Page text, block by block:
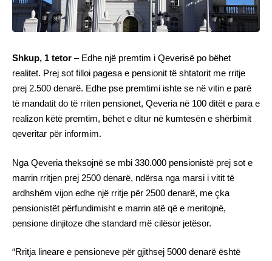
Shkup, 1 tetor – Edhe një premtim i Qeverisë po bëhet
realitet. Prej sot filloi pagesa e pensionit të shtatorit me rritje
prej 2.500 denarë. Edhe pse premtimi ishte se në vitin e parë
të mandatit do të rriten pensionet, Qeveria në 100 ditët e para e
realizon këtë premtim, bëhet e ditur në kumtesën e shërbimit
qeveritar për informim.
Nga Qeveria theksojnë se mbi 330.000 pensionistë prej sot e
marrin rritjen prej 2500 denarë, ndërsa nga marsi i vitit të
ardhshëm vijon edhe një rritje për 2500 denarë, me çka
pensionistët përfundimisht e marrin atë që e meritojnë,
pensione dinjitoze dhe standard më cilësor jetësor.
“Rritja lineare e pensioneve për gjithsej 5000 denarë është